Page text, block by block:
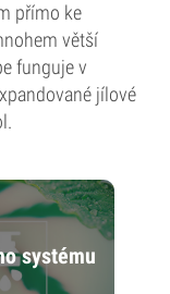
přímo ke
větší
funguje v
jílové
systému